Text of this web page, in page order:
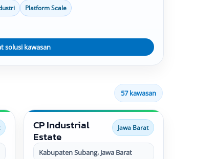
data timbang dapat disesuaikan
Platform Scale
solusi kawasan
57 kawasan
CP Industrial
Estate
Jawa Barat
Kabupaten Subang, Jawa Barat